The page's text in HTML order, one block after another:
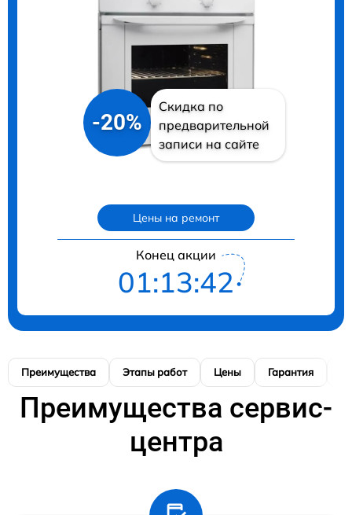
-20%
Скидка по
предварительной
записи на сайте
Цены на ремонт
Конец акции
01:13:41
Преимущества Этапы работ Цены Гарантия
Преимущества сервис-
центра